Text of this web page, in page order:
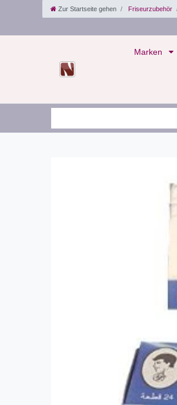
Zur Startseite gehen Friseurzubehör
Marken